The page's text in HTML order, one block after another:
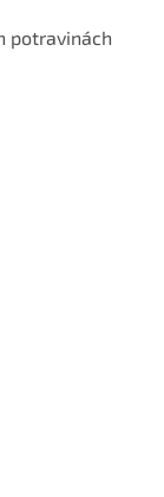
potravinách